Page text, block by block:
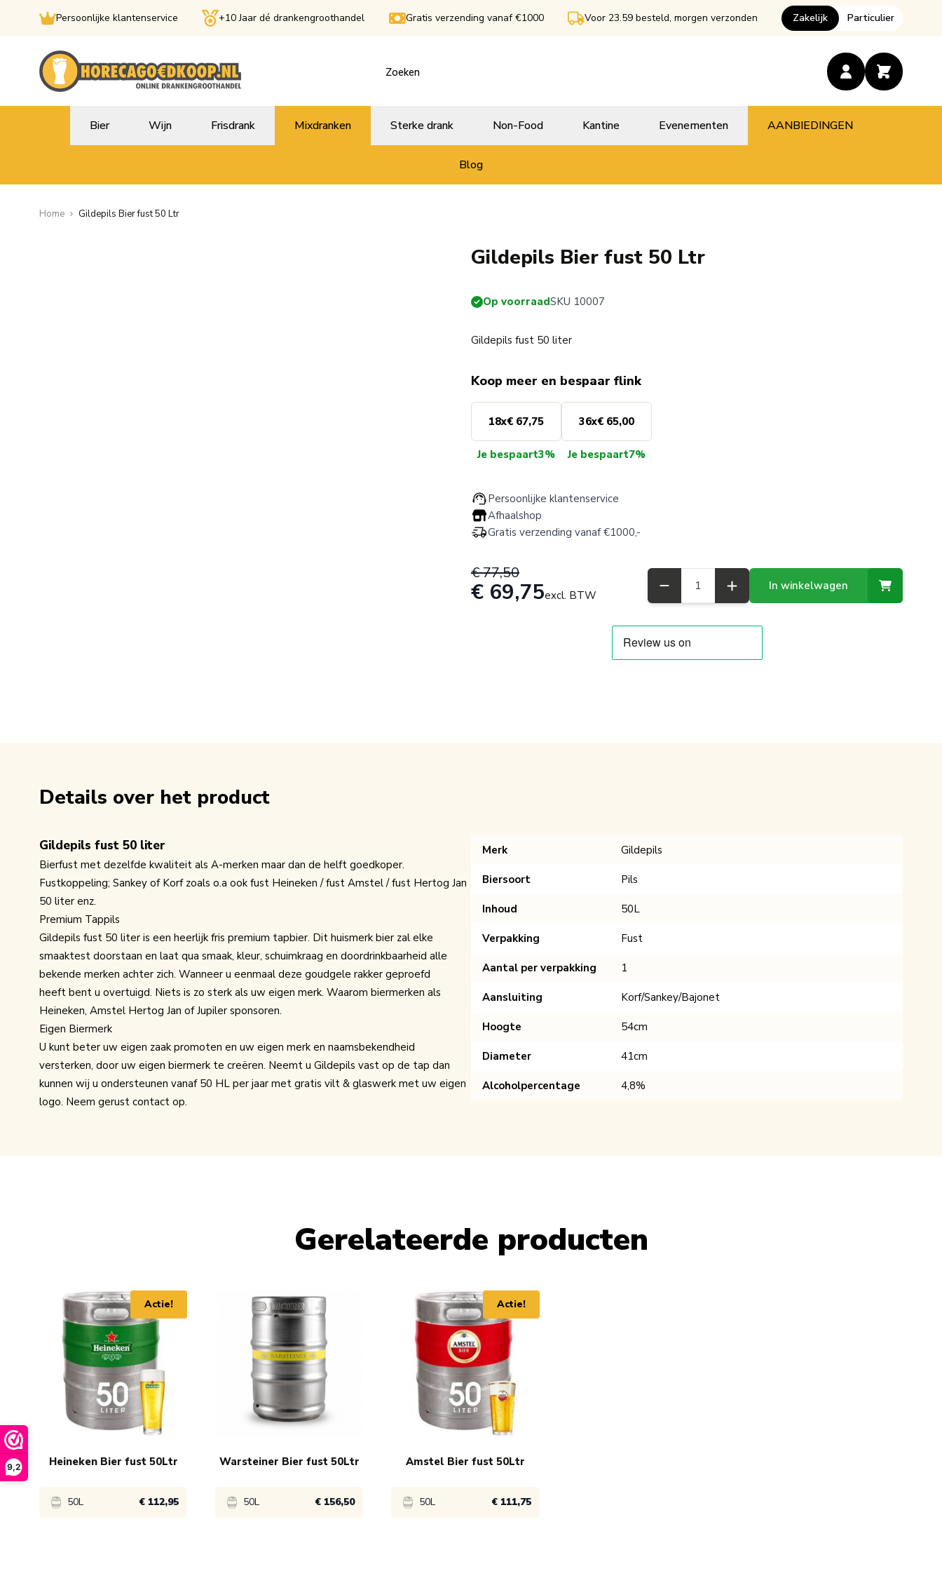
9,2
Persoonlijke klantenservice +10 Jaar dé drankengroothandel Gratis verzending vanaf €1000 Voor 23.59 besteld, morgen verzonden Zakelijk Particulier
Bier Wijn Frisdrank Mixdranken Sterke drank Non-Food Kantine Evenementen AANBIEDINGEN
Blog
Home Gildepils Bier fust 50 Ltr
Gildepils Bier fust 50 Ltr
Op voorraadSKU 10007
Gildepils fust 50 liter
Koop meer en bespaar flink
18x€ 67,75
Je bespaart3%
36x€ 65,00
Je bespaart7%
Persoonlijke klantenservice
Afhaalshop
Gratis verzending vanaf €1000,-
€ 77,50
€ 69,75excl. BTW
In winkelwagen
Details over het product
Gildepils fust 50 liter
Bierfust met dezelfde kwaliteit als A-merken maar dan de helft goedkoper.
Fustkoppeling; Sankey of Korf zoals o.a ook fust Heineken / fust Amstel / fust Hertog Jan
50 liter enz.
Premium Tappils
Gildepils fust 50 liter is een heerlijk fris premium tapbier. Dit huismerk bier zal elke
smaaktest doorstaan en laat qua smaak, kleur, schuimkraag en doordrinkbaarheid alle
bekende merken achter zich. Wanneer u eenmaal deze goudgele rakker geproefd
heeft bent u overtuigd. Niets is zo sterk als uw eigen merk. Waarom biermerken als
Heineken, Amstel Hertog Jan of Jupiler sponsoren.
Eigen Biermerk
U kunt beter uw eigen zaak promoten en uw eigen merk en naamsbekendheid
versterken, door uw eigen biermerk te creëren. Neemt u Gildepils vast op de tap dan
kunnen wij u ondersteunen vanaf 50 HL per jaar met gratis vilt & glaswerk met uw eigen
logo. Neem gerust contact op.
Merk Gildepils
Biersoort Pils
Inhoud 50L
Verpakking Fust
Aantal per verpakking 1
Aansluiting Korf/Sankey/Bajonet
Hoogte 54cm
Diameter 41cm
Alcoholpercentage 4,8%
Gerelateerde producten
Navigating through the elements of the carousel is possible using the tab key. You can skip the carousel or go straight to carousel navigation using the skip links.
Press to skip carousel
Actie!
Heineken Bier fust 50Ltr
50L € 112,95
Warsteiner Bier fust 50Ltr
50L € 156,50
Actie!
Amstel Bier fust 50Ltr
50L € 111,75